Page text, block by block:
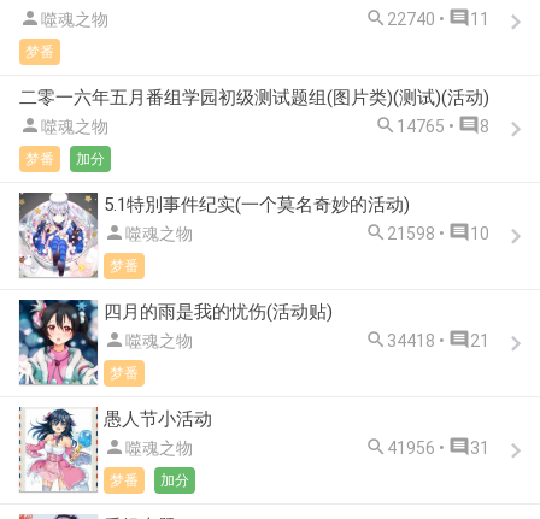
噬魂之物  22740 •  11
梦番
二零一六年五月番组学园初级测试题组(图片类)(测试)(活动)
噬魂之物  14765 •  8
梦番 加分
5.1特別事件纪实(一个莫名奇妙的活动)
噬魂之物  21598 •  10
梦番
四月的雨是我的忧伤(活动贴)
噬魂之物  34418 •  21
梦番
愚人节小活动
噬魂之物  41956 •  31
梦番 加分